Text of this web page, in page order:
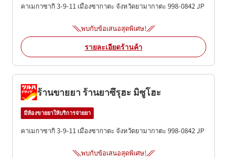
คาเมกาซากิ 3-9-11 เมืองซากาตะ จังหวัดยามากาตะ 998-0842JP
พบกับข้อเสนอสุดพิเศษ!
รายละเอียดร้านค้า
ร้านขายยา ร้านยาซึรุฮะ มิซูโฮะ
มีห้องขายยาให้บริการจ่ายยา
คาเมกาซากิ 3-9-11 เมืองซากาตะ จังหวัดยามากาตะ 998-0842 JP
พบกับข้อเสนอสุดพิเศษ!